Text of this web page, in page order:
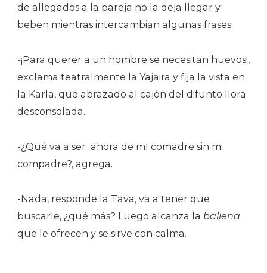
de allegados a la pareja no la deja llegar y
beben mientras intercambian algunas frases:
-¡Para querer a un hombre se necesitan huevos!,
exclama teatralmente la Yajaira y fija la vista en
la Karla, que abrazado al cajón del difunto llora
desconsolada.
-¿Qué va a ser ahora de mI comadre sin mi
compadre?, agrega.
-Nada, responde la Tava, va a tener que
buscarle, ¿qué más? Luego alcanza la ballena
que le ofrecen y se sirve con calma.